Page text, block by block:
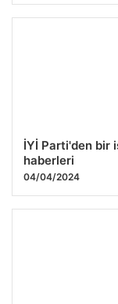
İYİ Parti'den bir
haberleri
04/04/2024